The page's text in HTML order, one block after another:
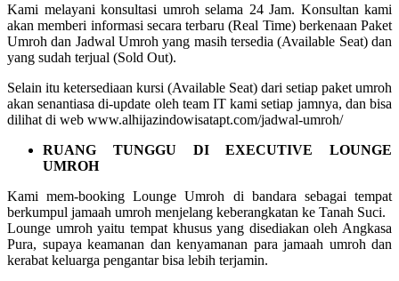
Kami melayani konsultasi umroh selama 24 Jam. Konsultan kami
akan memberi informasi secara terbaru (Real Time) berkenaan Paket
Umroh dan Jadwal Umroh yang masih tersedia (Available Seat) dan
yang sudah terjual (Sold Out).
Selain itu ketersediaan kursi (Available Seat) dari setiap paket umroh
akan senantiasa di-update oleh team IT kami setiap jamnya, dan bisa
dilihat di web www.alhijazindowisatapt.com/jadwal-umroh/
RUANG TUNGGU DI EXECUTIVE LOUNGE
UMROH
Kami mem-booking Lounge Umroh di bandara sebagai tempat
berkumpul jamaah umroh menjelang keberangkatan ke Tanah Suci.
Lounge umroh yaitu tempat khusus yang disediakan oleh Angkasa
Pura, supaya keamanan dan kenyamanan para jamaah umroh dan
kerabat keluarga pengantar bisa lebih terjamin.